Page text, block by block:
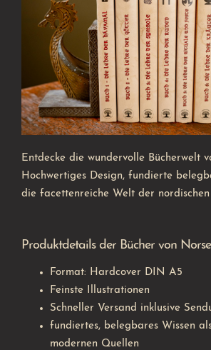
Entdecke die wundervolle Bücherwelt
Hochwertiges Design, fundierte
die facettenreiche Welt der
Produktdetails der Bücher von
Format: Hardcover DIN A5
Feinste Illustrationen
Schneller Versand inklusive
fundiertes, belegbares Wissen
modernen Quellen